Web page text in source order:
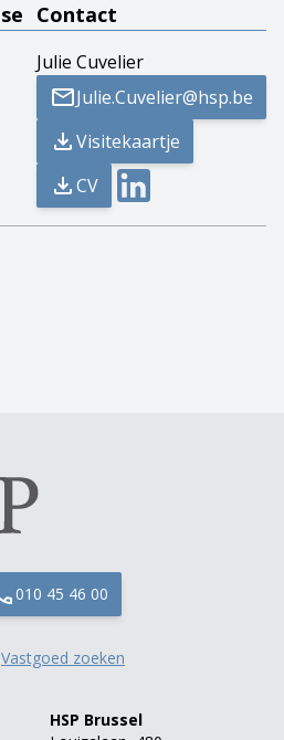
Contact
Julie Cuvelier
Julie.Cuvelier@hsp.be
Visitekaartje
CV
010 45 46 00
Vastgoed zoeken
HSP Brussel